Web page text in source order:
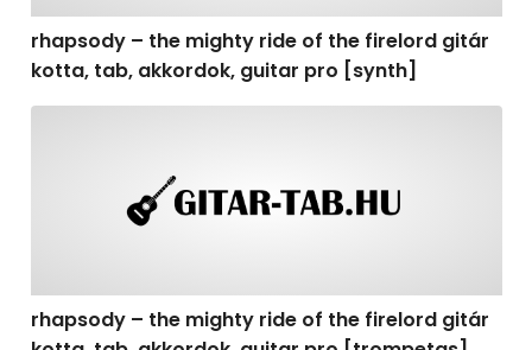
rhapsody – the mighty ride of the firelord gitár
kotta, tab, akkordok, guitar pro [synth]
rhapsody – the mighty ride of the firelord gitár